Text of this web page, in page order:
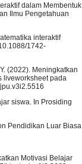
dalam Membentuk
Ilmu Pengetahuan
interaktif
1742-
(2022). Meningkatkan
liveworksheet pada
siswa. In Prosiding
Pendidikan Luar Biasa
Motivasi Belajar